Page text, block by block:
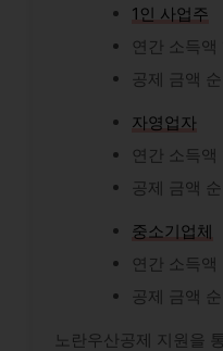
1인 사업주
연간 소득액
공제 금액
자영업자
연간 소득액
공제 금액
중소기업체
연간 소득
공제 금액
노란우산공제 지원을